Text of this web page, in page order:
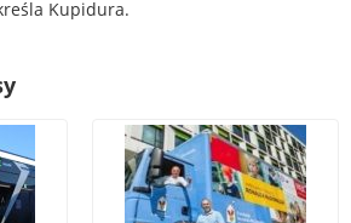
Kupidura.